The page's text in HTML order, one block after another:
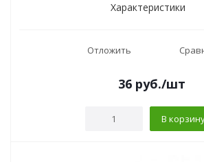
Характеристики
Отложить
36руб./шт
В